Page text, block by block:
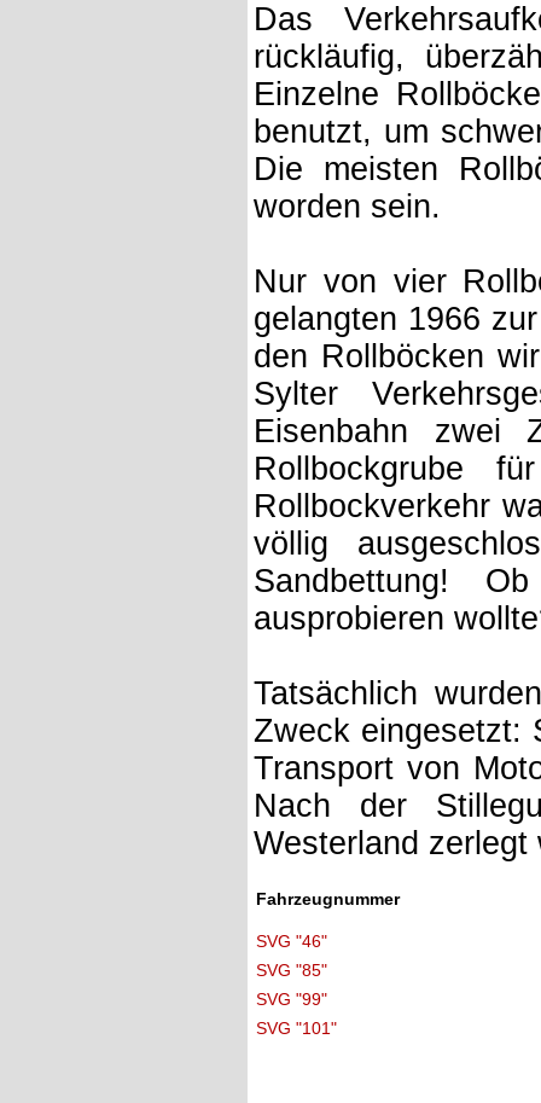
Das
rückläufig,
Einzelne
benutzt, um
Die meisten
worden sein.
Nur von vier
gelangten 1966
den Rollböcken
Sylter
Eisenbahn zwei
Rollbockgrube
Rollbockverkehr
völlig
Sandbettung!
ausprobieren
Tatsächlich
Zweck eingesetzt:
Transport von
Nach der
Westerland zerlegt
Fahrzeugnummer
SVG "46"
SVG "85"
SVG "99"
SVG "101"